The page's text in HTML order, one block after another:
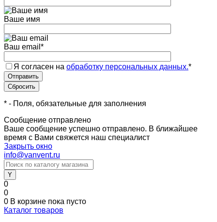
Ваше имя
Ваш email *
Я согласен на обработку персональных данных.*
* - Поля, обязательные для заполнения
Сообщение отправлено
Ваше сообщение успешно отправлено. В ближайшее
время с Вами свяжется наш специалист
Закрыть окно
info@vanvent.ru
0
0
0 В корзине пока пусто
Каталог товаров